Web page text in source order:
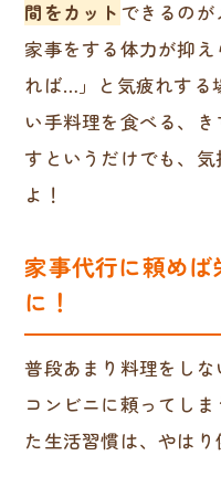
間をカット できるの
家事をする体力が抑
れば…」と気疲れする
い手料理を食べる、
すというだけでも、
よ！
家事代行に頼め
に！
普段あまり料理をし
コンビニに頼ってし
た生活習慣は、やはり